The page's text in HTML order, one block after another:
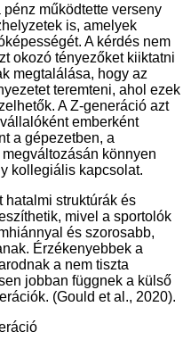
működtette verseny
is, amelyek
A kérdés nem
okozó tényezőket kiiktatni
megtalálása, hogy az
teremteni, ahol ezek
A Z-generáció azt
emberként
a gépezetben, a
könnyen
kollegiális kapcsolat.
hatalmi struktúrák és
mivel a sportolók
és szorosabb,
Érzékenyebbek a
a nem tiszta
jobban függnek a külső
(Gould et al., 2020).